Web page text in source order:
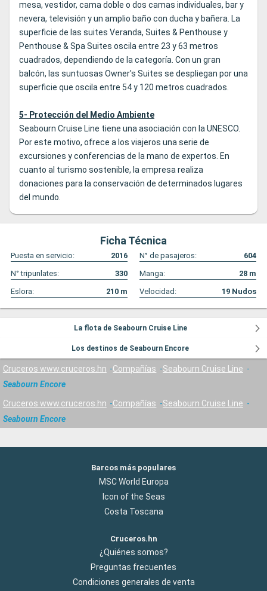
mesa, vestidor, cama doble o dos camas individuales, bar y
nevera, televisión y un amplio baño con ducha y bañera. La
superficie de las suites Veranda, Suites & Penthouse y
Penthouse & Spa Suites oscila entre 23 y 63 metros
cuadrados, dependiendo de la categoría. Con un gran
balcón, las suntuosas Owner's Suites se despliegan por una
superficie que oscila entre 54 y 120 metros cuadrados.
5- Protección del Medio Ambiente
Seabourn Cruise Line tiene una asociación con la UNESCO.
Por este motivo, ofrece a los viajeros una serie de
excursiones y conferencias de la mano de expertos. En
cuanto al turismo sostenible, la empresa realiza
donaciones para la conservación de determinados lugares
del mundo.
Ficha Técnica
Puesta en servicio: 2016 N° de pasajeros:
604
N° tripunlates:
330 Manga: 28 m
Eslora:
210 m Velocidad: 19 Nudos
La flota de Seabourn Cruise Line
Los destinos de Seabourn Encore
Cruceros www.cruceros.hn Compañías
Seabourn Cruise Line
Seabourn Encore
Cruceros www.cruceros.hn Compañías
Seabourn Cruise Line
Seabourn Encore
Barcos más populares
MSC World Europa
Icon of the Seas
Costa Toscana
Cruceros.hn
¿Quiénes somos?
Preguntas frecuentes
Condiciones generales de venta